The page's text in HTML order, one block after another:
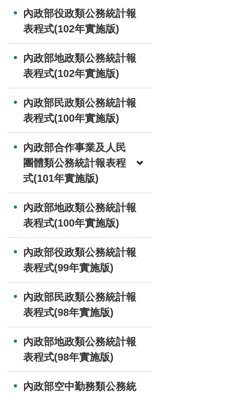
內政部役政類公務統計報
表程式(102年實施版)
內政部地政類公務統計報
表程式(102年實施版)
內政部民政類公務統計報
表程式(100年實施版)
內政部合作事業及人民
團體類公務統計報表程
式(101年實施版)
內政部地政類公務統計報
表程式(100年實施版)
內政部役政類公務統計報
表程式(99年實施版)
內政部民政類公務統計報
表程式(98年實施版)
內政部地政類公務統計報
表程式(98年實施版)
內政部空中勤務類公務統